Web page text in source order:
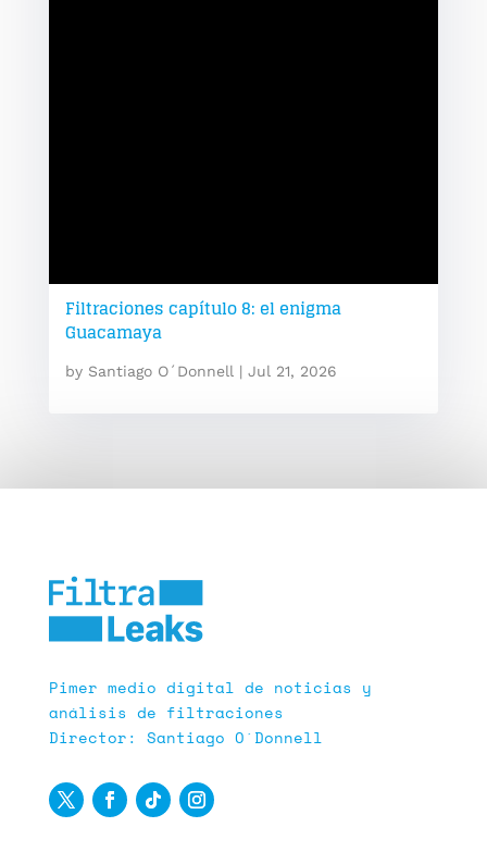
Filtraciones capítulo 8: el enigma
Guacamaya
by Santiago O´Donnell| Jul 21, 2026
Pimer medio digital de noticias y
análisis de filtraciones
Director: Santiago O´Donnell